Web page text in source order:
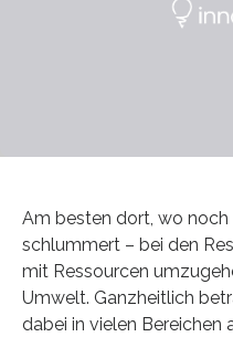
Am besten dort, wo
schlummert – bei den
mit Ressourcen
Umwelt. Ganzheitlich
dabei in vielen Bereichen